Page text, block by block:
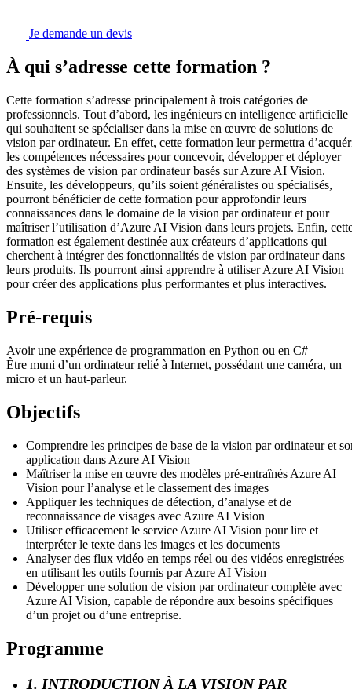
Je demande un devis
À qui s’adresse cette formation ?
Cette formation s’adresse principalement à trois catégories de
professionnels. Tout d’abord, les ingénieurs en intelligence artificielle
qui souhaitent se spécialiser dans la mise en œuvre de solutions de
vision par ordinateur. En effet, cette formation leur permettra
les compétences nécessaires pour concevoir, développer et déployer
des systèmes de vision par ordinateur basés sur Azure AI Vision.
Ensuite, les développeurs, qu’ils soient généralistes ou spécialisés,
pourront bénéficier de cette formation pour approfondir leurs
connaissances dans le domaine de la vision par ordinateur et pour
maîtriser l’utilisation d’Azure AI Vision dans leurs projets. Enfin,
formation est également destinée aux créateurs d’applications qui
cherchent à intégrer des fonctionnalités de vision par ordinateur dans
leurs produits. Ils pourront ainsi apprendre à utiliser Azure AI Vision
pour créer des applications plus performantes et plus interactives.
Pré-requis
Avoir une expérience de programmation en Python ou en C#
Être muni d’un ordinateur relié à Internet, possédant une caméra, un
micro et un haut-parleur.
Objectifs
Comprendre les principes de base de la vision par ordinateur et
application dans Azure AI Vision
Maîtriser la mise en œuvre des modèles pré-entraînés Azure AI
Vision pour l’analyse et le classement des images
Appliquer les techniques de détection, d’analyse et de
reconnaissance de visages avec Azure AI Vision
Utiliser efficacement le service Azure AI Vision pour lire et
interpréter le texte dans les images et les documents
Analyser des flux vidéo en temps réel ou des vidéos enregistrées
en utilisant les outils fournis par Azure AI Vision
Développer une solution de vision par ordinateur complète avec
Azure AI Vision, capable de répondre aux besoins spécifiques
d’un projet ou d’une entreprise.
Programme
1. INTRODUCTION À LA VISION PAR